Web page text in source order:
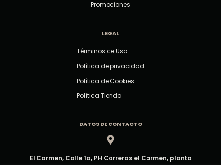
Promociones
LEGAL
Términos de Uso
Política de privacidad
Política de Cookies
Política Tienda
DATOS DE CONTACTO
El Carmen, Calle 1a, PH Carreras el Carmen, planta